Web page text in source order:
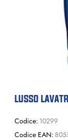
LUSSO
Codice: 10299
Codice EAN: